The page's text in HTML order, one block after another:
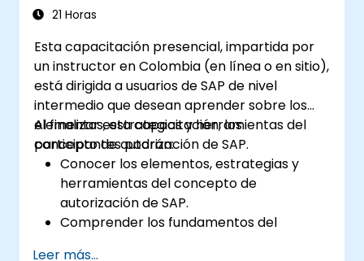
21 Horas
Esta capacitación presencial, impartida por
un instructor en Colombia (en línea o en sitio),
está dirigida a usuarios de SAP de nivel
intermedio que desean aprender sobre los
elementos, estrategias y herramientas del
concepto de autorización de SAP.
Al finalizar esta capacitación, los
participantes podrán:
Conocer los elementos, estrategias y
herramientas del concepto de
autorización de SAP.
Comprender los fundamentos del
Leer más...